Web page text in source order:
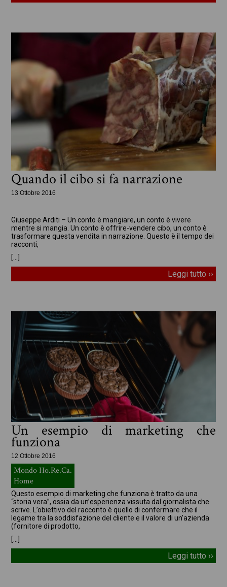
Quando il cibo si fa narrazione
13 Ottobre 2016
Giuseppe Arditi – Un conto è mangiare, un conto è vivere
mentre si mangia. Un conto è offrire-vendere cibo, un conto è
trasformare questa vendita in narrazione. Questo è il tempo dei
racconti,
Leggi tutto ››
Un esempio di marketing che
funziona
12 Ottobre 2016
Mondo Ho.Re.Ca.
Home
Questo esempio di marketing che funziona è tratto da una
“storia vera”, ossia da un’esperienza vissuta dal giornalista che
scrive. L’obiettivo del racconto è quello di confermare che il
legame tra la soddisfazione del cliente e il valore di un’azienda
(fornitore di prodotto,
[…]
Leggi tutto ››